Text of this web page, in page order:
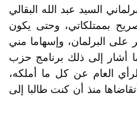
السيد عبد الله البقالي
بممتلكاتي، وحتى يكون
على البرلمان، وإسهاما مني
أشار إلى ذلك برنامج حزب
العام عن كل ما أملكه،
منذ أن كنت طالبا إلى